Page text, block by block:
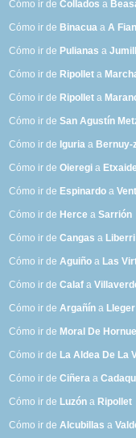
Cómo ir deCollados a
Cómo ir de Binacua aA
Cómo ir de Pulianas a
Cómo ir de Ripollet a
Cómo ir de Ripollet a
Cómo ir deSan Agustín
Cómo ir de Iguria a Bernuy-
Cómo ir deOieregi a Etxaide
Cómo ir de Espinardo a
Cómo ir de Herce aSarrión
Cómo ir deCangas a Liberri
Cómo ir deAguiño a Las
Cómo ir deCalaf a
Cómo ir deArgañín a Lleger
Cómo ir de Moral De
Cómo ir de La Aldea De La
Cómo ir deCiñera a
Cómo ir de Luzón a Ripollet
Cómo ir deAlcubillas a